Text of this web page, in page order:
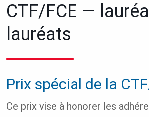
CTF/FCE —
lauréats
Prix spécial de la
Ce prix vise à honorer les